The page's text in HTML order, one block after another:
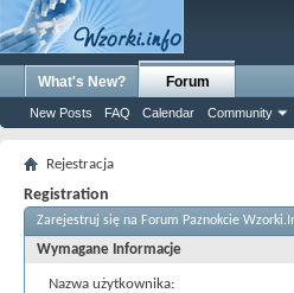
What's New? Forum
New Posts FAQ Calendar Community
Rejestracja
Registration
Zarejestruj się na Forum Paznokcie
Wymagane Informacje
Nazwa użytkownika: